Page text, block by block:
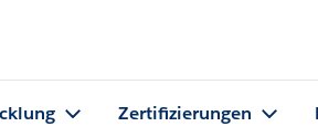
Zertifizierungen